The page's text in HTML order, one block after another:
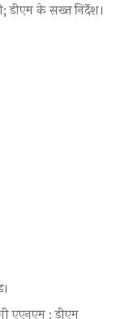
डीएम के सख्त निर्देश।
एएनएम : डीएम